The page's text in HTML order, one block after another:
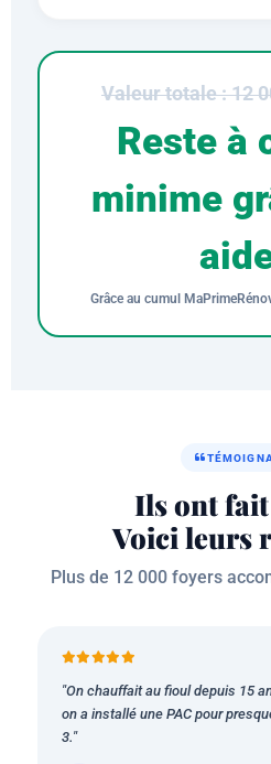
Valeur totale : 12
Reste à
minime
Grâce au cumul
Ils ont fait
Voici leurs
Plus de 12 000 foyers
"On chauffait au fioul depuis 15
on a installé une PAC pour
3."